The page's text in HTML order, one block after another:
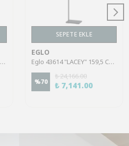
Eglo 75321 "ALAMEDA" 1X4,5W Çelik Nikel Mat Sıva Üstü Spot
SEPETE EKLE
EGLO
Eglo 43614 "LACEY" 159,5 Cm Yüksekliğinde Çelik, Ahşap Köşe Lambası Lambader
%70
₺ 24,166.00
₺ 7,141.00